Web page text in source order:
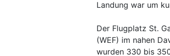
Landung war um
Der Flugplatz St.
(WEF) im nahen
wurden 330 bis